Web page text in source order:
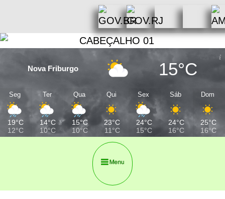
Nova Friburgo 15°C
Seg
19°C
12°C
Ter
14°C
10°C
Qua
15°C
10°C
Qui
23°C
11°C
Sex
24°C
15°C
Sáb
24°C
16°C
Dom
25°C
16°C